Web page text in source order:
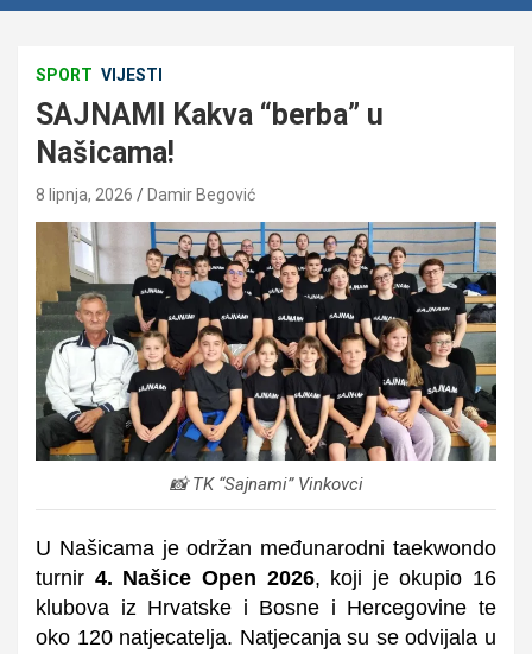
SPORT VIJESTI
SAJNAMI Kakva “berba” u
Našicama!
8 lipnja, 2026 Damir Begović
📸 TK “Sajnami” Vinkovci
U Našicama je održan međunarodni taekwondo
turnir 4. Našice Open 2026, koji je okupio 16
klubova iz Hrvatske i Bosne i Hercegovine te
oko 120 natjecatelja. Natjecanja su se odvijala u